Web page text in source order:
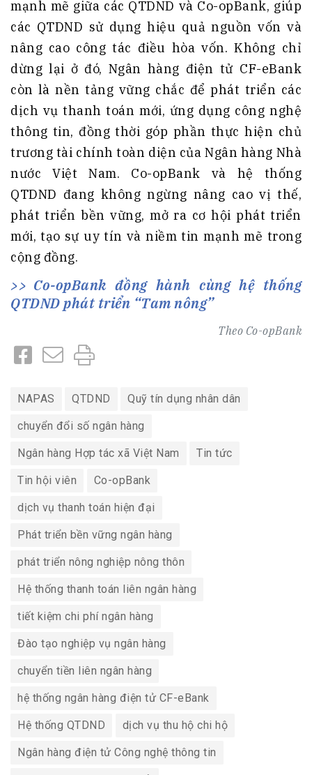
mạnh mẽ giữa các QTDND và Co-opBank, giúp
các QTDND sử dụng hiệu quả nguồn vốn và
nâng cao công tác điều hòa vốn. Không chỉ
dừng lại ở đó, Ngân hàng điện tử CF-eBank
còn là nền tảng vững chắc để phát triển các
dịch vụ thanh toán mới, ứng dụng công nghệ
thông tin, đồng thời góp phần thực hiện chủ
trương tài chính toàn diện của Ngân hàng Nhà
nước Việt Nam. Co-opBank và hệ thống
QTDND đang không ngừng nâng cao vị thế,
phát triển bền vững, mở ra cơ hội phát triển
mới, tạo sự uy tín và niềm tin mạnh mẽ trong
cộng đồng.
Co-opBank đồng hành cùng hệ thống
QTDND phát triển “Tam nông”
Theo Co-opBank
NAPAS QTDND Quỹ tín dụng nhân dân
chuyển đổi số ngân hàng
Ngân hàng Hợp tác xã Việt Nam Tin tức
Tin hội viên Co-opBank
dịch vụ thanh toán hiện đại
Phát triển bền vững ngân hàng
phát triển nông nghiệp nông thôn
Hệ thống thanh toán liên ngân hàng
tiết kiệm chi phí ngân hàng
Đào tạo nghiệp vụ ngân hàng
chuyển tiền liên ngân hàng
hệ thống ngân hàng điện tử CF-eBank
Hệ thống QTDND dịch vụ thu hộ chi hộ
Ngân hàng điện tử Công nghệ thông tin